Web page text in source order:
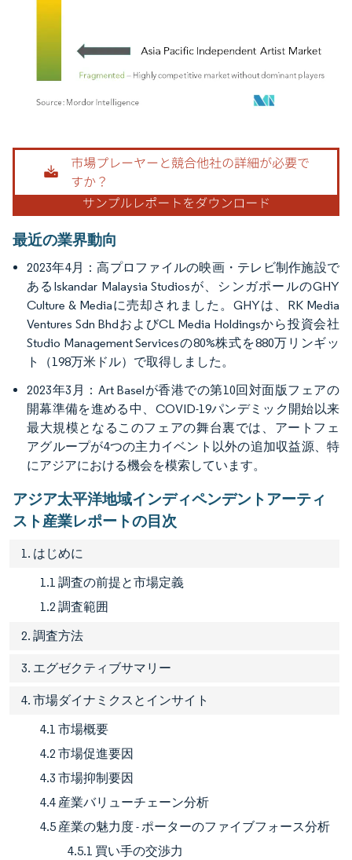
画像 © Mordor Intelligence。再利用にはCC BY 4.0の表示が必要です。
最近の業界動向
2023年4月：高プロファイルの映画・テレビ制作施設で
あるIskandar Malaysia Studiosが、シンガポールのGHY
Culture & Mediaに売却されました。GHYは、RK Media
Ventures Sdn BhdおよびCL Media Holdingsから投資会社
Studio Management Servicesの80%株式を880万リンギッ
ト（198万米ドル）で取得しました。
2023年3月：Art Baselが香港での第10回対面版フェアの
開幕準備を進める中、COVID-19パンデミック開始以来
最大規模となるこのフェアの舞台裏では、アートフェ
アグループが4つの主力イベント以外の追加収益源、特
にアジアにおける機会を模索しています。
アジア太平洋地域インディペンデントアーティ
スト産業レポートの目次
1. はじめに
1.1 調査の前提と市場定義
1.2 調査範囲
2. 調査方法
3. エグゼクティブサマリー
4. 市場ダイナミクスとインサイト
4.1 市場概要
4.2 市場促進要因
4.3 市場抑制要因
4.4 産業バリューチェーン分析
4.5 産業の魅力度 - ポーターのファイブフォース分析
4.5.1 買い手の交渉力